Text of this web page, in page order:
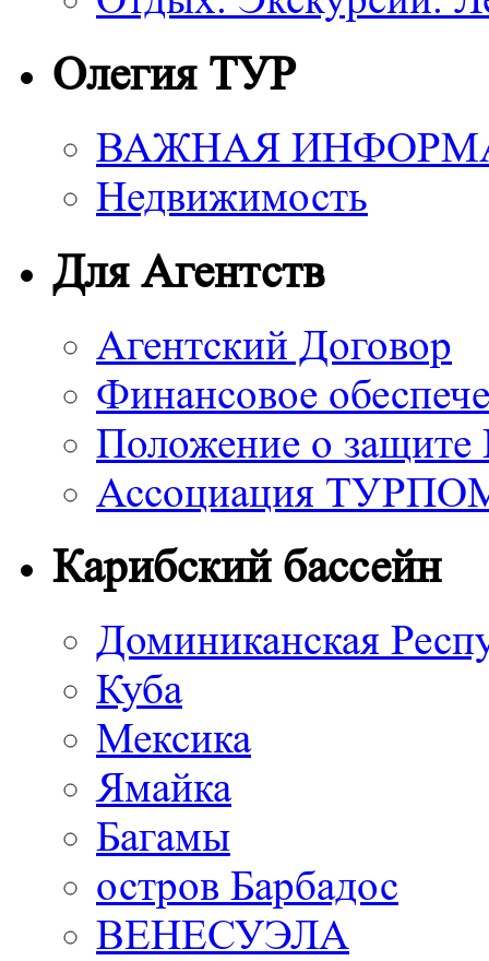
Олегия ТУР
ВАЖНАЯ
Недвижимость
Для Агентств
Агентский Договор
Финансовое
Положение о
Ассоциация
Карибский бассейн
Доминиканская
Куба
Мексика
Ямайка
Багамы
остров Барбадос
ВЕНЕСУЭЛА